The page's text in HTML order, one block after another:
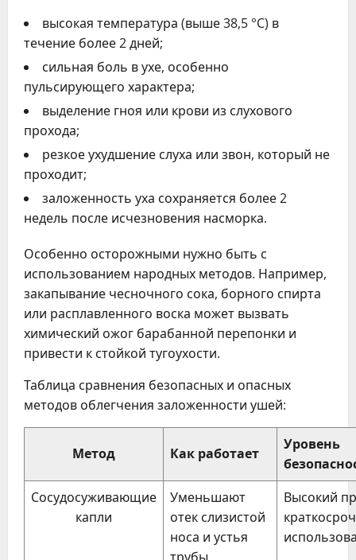
высокая температура (выше 38,5 °C) в
течение более 2 дней;
сильная боль в ухе, особенно
пульсирующего характера;
выделение гноя или крови из слухового
прохода;
резкое ухудшение слуха или звон, который не
проходит;
заложенность уха сохраняется более 2
недель после исчезновения насморка.
Особенно осторожными нужно быть с
использованием народных методов. Например,
закапывание чесночного сока, борного спирта
или расплавленного воска может вызвать
химический ожог барабанной перепонки и
привести к стойкой тугоухости.
Таблица сравнения безопасных и опасных
методов облегчения заложенности ушей:
Метод Как работает
Уровень
Сосудосуживающие
капли
Уменьшают
отек слизистой
носа и устья
Высокий